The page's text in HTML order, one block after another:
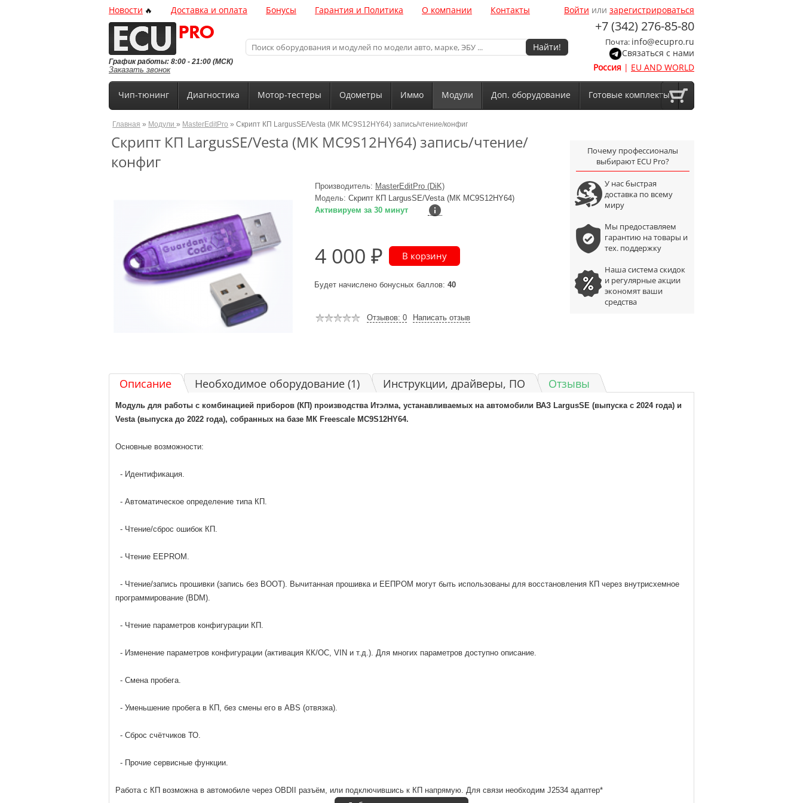
График работы: 8:00 - 21:00 (МСК)
Заказать звонок
Новости 🔥 Доставка и оплата Бонусы Гарантия и Политика О компании Контакты
+7 (342) 276-85-80
Россия | EU AND WORLD
Почта: info@ecupro.ru
Связаться с нами
Найти!
Войти или зарегистрироваться
Чип-тюнинг Диагностика Мотор-тестеры Одометры Иммо Модули Доп. оборудование Готовые комплекты
Главная » Модули» MasterEditPro » Скрипт КП LargusSE/Vesta (МК MC9S12HY64) запись/чтение/конфиг
Скрипт КП LargusSE/Vesta (МК MC9S12HY64) запись/чтение/
конфиг
Производитель: MasterEditPro (DiK)
Модель: Скрипт КП LargusSE/Vesta (МК MC9S12HY64)
Активируем за 30 минут
4 000 ₽
Будет начислено бонусных баллов: 40
Отзывов: 0 Написать отзыв
Почему профессионалы
выбирают ECU Pro?
У нас быстрая
доставка по всему
миру
Мы предоставляем
гарантию на товары и
тех. поддержку
Наша система скидок
и регулярные акции
экономят ваши
средства
Описание Необходимое оборудование (1) Инструкции, драйверы, ПО Отзывы
Модуль для работы с комбинацией приборов (КП) производства Итэлма, устанавливаемых на автомобили ВАЗ LargusSE (выпуска c 2024 года) и
Vesta (выпуска до 2022 года), собранных на базе МК Freescale MC9S12HY64.
Основные возможности:
- Идентификация.
- Автоматическое определение типа КП.
- Чтение/сброс ошибок КП.
- Чтение EEPROM.
- Чтение/запись прошивки (запись без BOOT). Вычитанная прошивка и ЕЕПРОМ могут быть использованы для восстановления КП через внутрисхемное
программирование (BDM).
- Чтение параметров конфигурации КП.
- Изменение параметров конфигурации (активация КК/ОС, VIN и т.д.). Для многих параметров доступно описание.
- Смена пробега.
- Уменьшение пробега в КП, без смены его в ABS (отвязка).
- Сброс счётчиков ТО.
- Прочие сервисные функции.
Работа с КП возможна в автомобиле через OBDII разъём, или подключившись к КП напрямую. Для связи необходим J2534 адаптер*